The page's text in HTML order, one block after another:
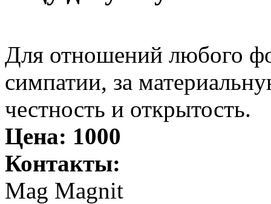
Для отношений любого
симпатии, за
честность и открытость.
Цена: 1000
Контакты:
Mag Magnit